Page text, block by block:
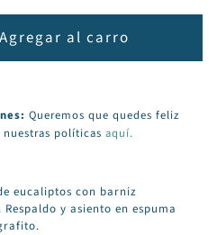
Agregar al carro
Queremos que quedes feliz
nuestras políticasaquí.
eucaliptos con barniz
y asiento en espuma